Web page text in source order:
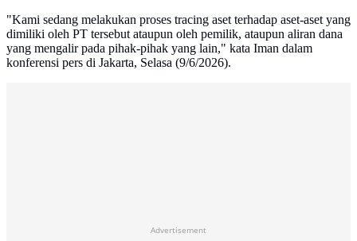
"Kami sedang melakukan proses tracing aset terhadap aset-aset yang
dimiliki oleh PT tersebut ataupun oleh pemilik, ataupun aliran dana
yang mengalir pada pihak-pihak yang lain," kata Iman dalam
konferensi pers di Jakarta, Selasa (9/6/2026).
Advertisement